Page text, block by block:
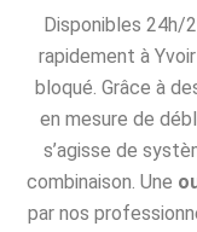
Disponibles
rapidement à
bloqué. Grâce à
en mesure de
s’agisse de
combinaison. Une
par nos